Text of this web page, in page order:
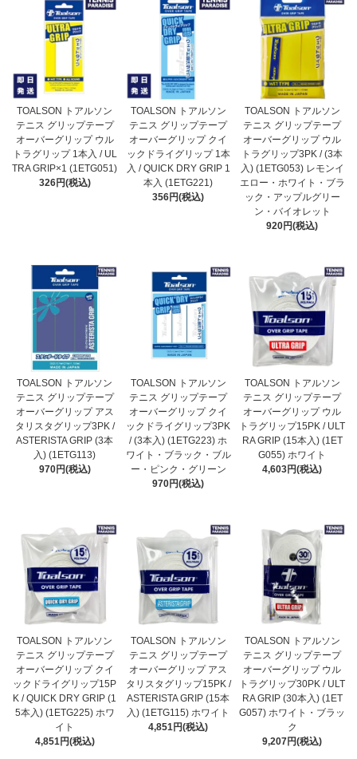
TOALSON トアルソン
テニス グリップテープ
オーバーグリップ ウル
トラグリップ 1本入 / UL
TRA GRIP×1 (1ETG051)
326円(税込)
TOALSON トアルソン
テニス グリップテープ
オーバーグリップ クイ
ックドライグリップ 1本
入 / QUICK DRY GRIP 1
本入 (1ETG221)
356円(税込)
TOALSON トアルソン
テニス グリップテープ
オーバーグリップ ウル
トラグリップ3PK / (3本
入) (1ETG053) レモンイ
エロー・ホワイト・ブラ
ック・アップルグリー
ン・バイオレット
920円(税込)
TOALSON トアルソン
テニス グリップテープ
オーバーグリップ アス
タリスタグリップ3PK /
ASTERISTA GRIP (3本
入) (1ETG113)
970円(税込)
TOALSON トアルソン
テニス グリップテープ
オーバーグリップ クイ
ックドライグリップ3PK
/ (3本入) (1ETG223) ホ
ワイト・ブラック・ブル
ー・ピンク・グリーン
970円(税込)
TOALSON トアルソン
テニス グリップテープ
オーバーグリップ ウル
トラグリップ15PK / ULT
RA GRIP (15本入) (1ET
G055) ホワイト
4,603円(税込)
TOALSON トアルソン
テニス グリップテープ
オーバーグリップ クイ
ックドライグリップ15P
K / QUICK DRY GRIP (1
5本入) (1ETG225) ホワ
イト
4,851円(税込)
TOALSON トアルソン
テニス グリップテープ
オーバーグリップ アス
タリスタグリップ15PK /
ASTERISTA GRIP (15本
入) (1ETG115) ホワイト
4,851円(税込)
TOALSON トアルソン
テニス グリップテープ
オーバーグリップ ウル
トラグリップ30PK / ULT
RA GRIP (30本入) (1ET
G057) ホワイト・ブラッ
ク
9,207円(税込)